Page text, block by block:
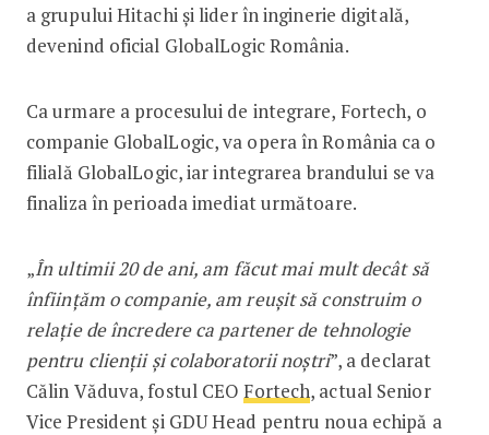
a grupului Hitachi și lider în inginerie digitală,
devenind oficial GlobalLogic România.
Ca urmare a procesului de integrare, Fortech, o
companie GlobalLogic, va opera în România ca o
filială GlobalLogic, iar integrarea brandului se va
finaliza în perioada imediat următoare.
„În ultimii 20 de ani, am făcut mai mult decât să
înființăm o companie, am reușit să construim o
relație de încredere ca partener de tehnologie
pentru clienții și colaboratorii noștri”, a declarat
Călin Văduva, fostul CEO Fortech, actual Senior
Vice President și GDU Head pentru noua echipă a